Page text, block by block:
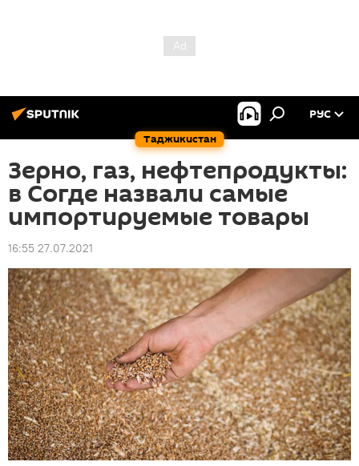
Таджикистан
РУС
Зерно, газ, нефтепродукты:
в Согде назвали самые
импортируемые товары
16:55 27.07.2021